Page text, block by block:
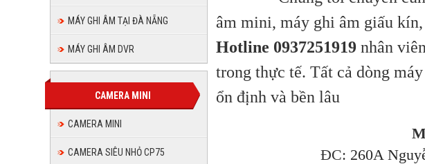
MÁY GHI ÂM TẠI ĐÀ NẴNG
MÁY GHI ÂM DVR
CAMERA MINI
CAMERA MINI
CAMERA SIÊU NHỎ CP75
nhỏ
gọn
mini-
Tại
gọn
mini-
Tại
TP
Rạch
TP
Rạch
Gía
âm mini, máy ghi âm giấu
Hotline 0937251919 nhân
trong thực tế. Tất cả dòng
ổn định và bền lâu
ĐC: 260A